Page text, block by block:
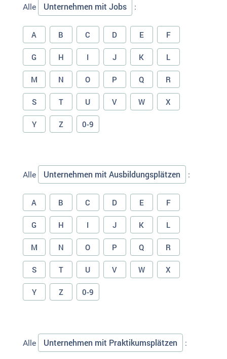
Alle Unternehmen mit Jobs :
A B C D E F
G H I J K L
M N O P Q R
S T U V W X
Y Z 0-9
Alle Unternehmen mit Ausbildungsplätzen :
A B C D E F
G H I J K L
M N O P Q R
S T U V W X
Y Z 0-9
Alle Unternehmen mit Praktikumsplätzen :